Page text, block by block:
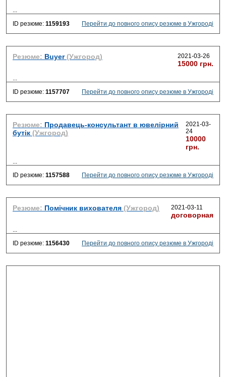
...
ID резюме: 1159193 Перейти до повного опису резюме в Ужгороді
Резюме: Buyer (Ужгород) 2021-03-26
15000 грн.
...
ID резюме: 1157707 Перейти до повного опису резюме в Ужгороді
Резюме: Продавець-консультант в ювелірний
бутік (Ужгород)
2021-03-
24
10000
грн.
...
ID резюме: 1157588 Перейти до повного опису резюме в Ужгороді
Резюме: Помічник вихователя (Ужгород) 2021-03-11
договорная
...
ID резюме: 1156430 Перейти до повного опису резюме в Ужгороді